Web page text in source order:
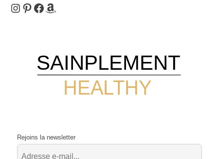
Instagram
Pinterest
Facebook
Amazon
HEALTHY
SAINPLEMENT
Rejoins la newsletter